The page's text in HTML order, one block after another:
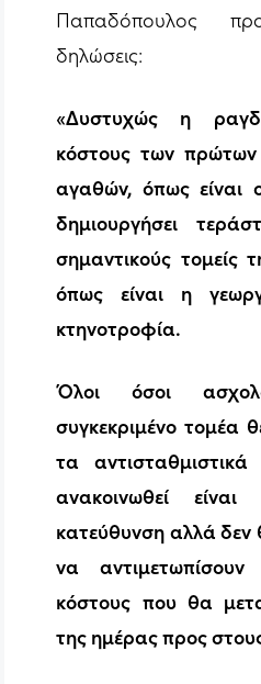
Παπαδόπουλος
δηλώσεις:
«Δυστυχώς η
κόστους των
αγαθών, όπως είναι
δημιουργήσει
σημαντικούς τομείς
όπως είναι η
κτηνοτροφία.
Όλοι όσοι
συγκεκριμένο τομέα
τα
ανακοινωθεί
κατεύθυνση αλλά δεν
να
κόστους που θα
της ημέρας προς